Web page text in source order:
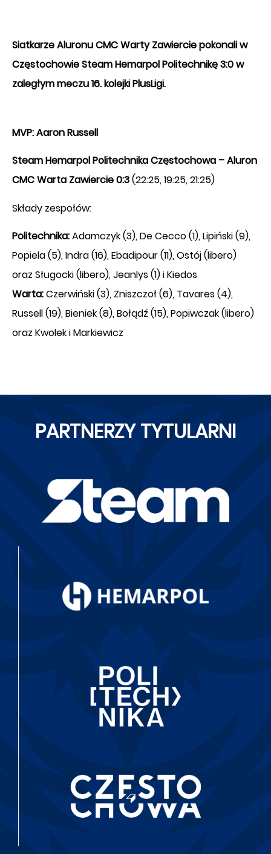
Siatkarze Aluronu CMC Warty Zawiercie pokonali w
Częstochowie Steam Hemarpol Politechnikę 3:0 w
zaległym meczu 16. kolejki PlusLigi.
MVP: Aaron Russell
Steam Hemarpol Politechnika Częstochowa – Aluron
CMC Warta Zawiercie0:3(22:25, 19:25, 21:25)
Składy zespołów:
Politechnika:Adamczyk (3), De Cecco (1), Lipiński (9),
Popiela (5), Indra (16), Ebadipour (11), Ostój (libero)
oraz Sługocki (libero), Jeanlys (1) i Kiedos
Warta:Czerwiński (3), Zniszczoł (6), Tavares (4),
Russell (19), Bieniek (8), Bołądź (15), Popiwczak (libero)
oraz Kwolek i Markiewicz
PARTNERZY TYTULARNI